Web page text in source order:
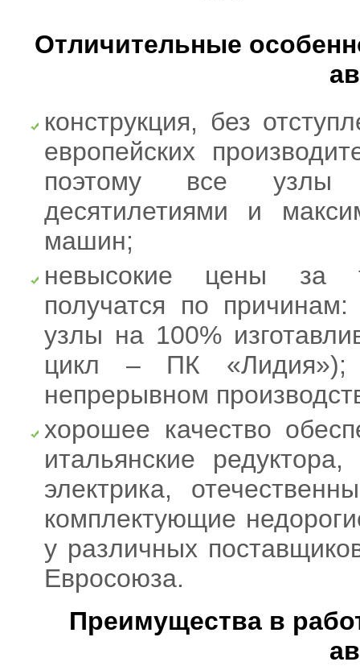
Отличительные
конструкция, без
европейских
поэтому все узлы
десятилетиями и
машин;
невысокие цены за
получатся по
узлы на 100%
цикл – ПК
непрерывном
хорошее качество
итальянские
электрика,
комплектующие
у различных
Евросоюза.
Преимущества в